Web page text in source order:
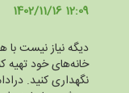
1402/11/16 12:09
دیگه نیاز نیست با
خانه‌های خود تهیه
نگهداری کنید.